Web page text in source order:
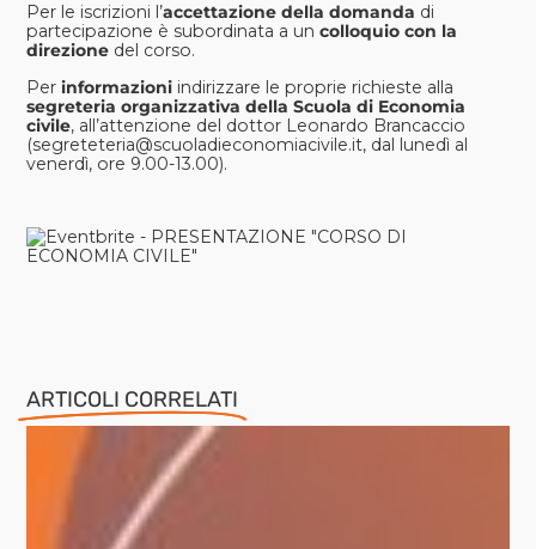
Per le iscrizioni l’accettazione della domanda di
partecipazione è subordinata a uncolloquio con la
direzione del corso.
Perinformazioni indirizzare le proprie richieste alla
segreteria organizzativa della Scuola di Economia
civile, all’attenzione del dottor Leonardo Brancaccio
(segreteteria@scuoladieconomiacivile.it, dal lunedì al
venerdì, ore 9.00-13.00).
ARTICOLI CORRELATI